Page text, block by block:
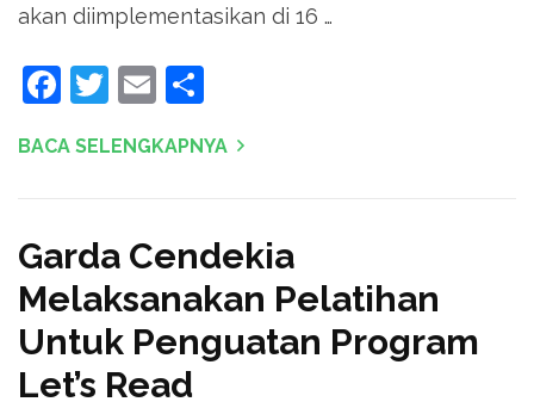
akan diimplementasikan di 16 …
Facebook
Twitter
Email
BACA SELENGKAPNYA
Garda Cendekia
Melaksanakan Pelatihan
Untuk Penguatan Program
Let’s Read